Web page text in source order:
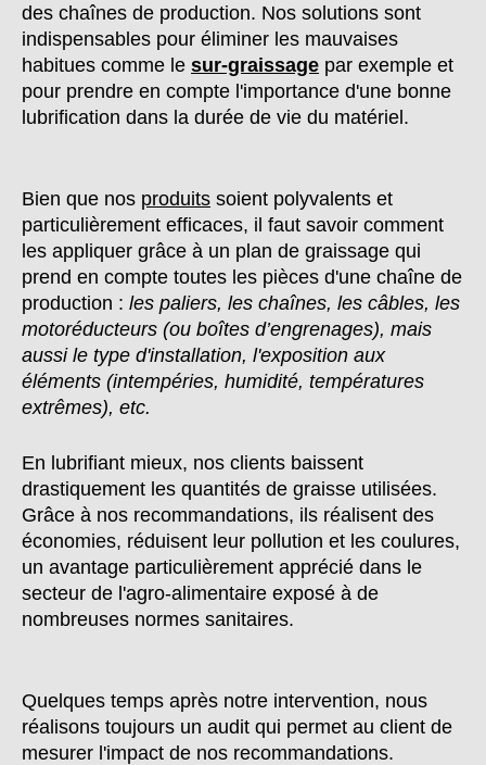
des chaînes de production. Nos solutions sont
indispensables pour éliminer les mauvaises
habitues comme le sur-graissage par exemple et
pour prendre en compte l'importance d'une bonne
lubrification dans la durée de vie du matériel.
Bien que nos produits soient polyvalents et
particulièrement efficaces, il faut savoir comment
les appliquer grâce à un plan de graissage qui
prend en compte toutes les pièces d'une chaîne de
production : les paliers, les chaînes, les câbles, les
motoréducteurs (ou boîtes d’engrenages), mais
aussi le type d'installation, l'exposition aux
éléments (intempéries, humidité, températures
extrêmes), etc.
En lubrifiant mieux, nos clients baissent
drastiquement les quantités de graisse utilisées.
Grâce à nos recommandations, ils réalisent des
économies, réduisent leur pollution et les coulures,
un avantage particulièrement apprécié dans le
secteur de l'agro-alimentaire exposé à de
nombreuses normes sanitaires.
Quelques temps après notre intervention, nous
réalisons toujours un audit qui permet au client de
mesurer l'impact de nos recommandations.